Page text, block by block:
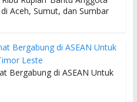
Aceh, Sumut, dan Sumbar
Bergabung di ASEAN Untuk